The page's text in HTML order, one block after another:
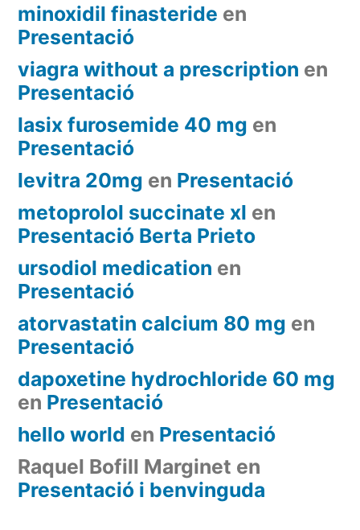
minoxidil finasteride en
Presentació
viagra without a prescription en
Presentació
lasix furosemide 40 mg en
Presentació
levitra 20mg en Presentació
metoprolol succinate xl en
Presentació Berta Prieto
ursodiol medication en
Presentació
atorvastatin calcium 80 mg en
Presentació
dapoxetine hydrochloride 60 mg
en Presentació
hello world en Presentació
Raquel Bofill Marginet en
Presentació i benvinguda